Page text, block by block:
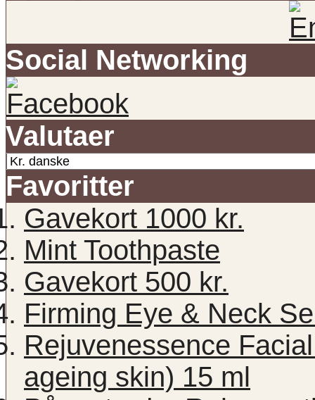
Social Networking
Valutaer
Favoritter
Gavekort 1000 kr.
Mint Toothpaste
Gavekort 500 kr.
Firming Eye & Neck
Rejuvenessence
ageing skin) 15 ml